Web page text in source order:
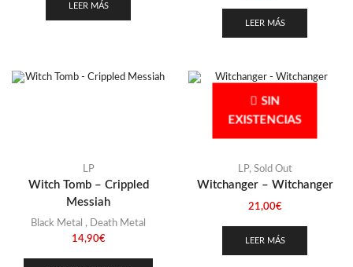
LEER MÁS
LEER MÁS
LP
Witch Tomb – Crippled
Messiah
Black Metal , Death Metal
14,90€
SIN
EXISTENCIAS
LP, Sold Out
Witchanger – Witchanger
21,00€
LEER MÁS